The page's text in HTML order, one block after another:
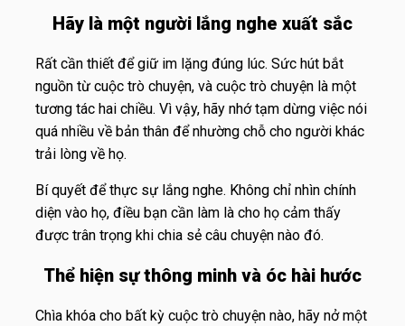
Hãy là một người lắng nghe xuất sắc
Rất cần thiết để giữ im lặng đúng lúc. Sức hút bắt
nguồn từ cuộc trò chuyện, và cuộc trò chuyện là một
tương tác hai chiều. Vì vậy, hãy nhớ tạm dừng việc nói
quá nhiều về bản thân để nhường chỗ cho người khác
trải lòng về họ.
Bí quyết để thực sự lắng nghe. Không chỉ nhìn chính
diện vào họ, điều bạn cần làm là cho họ cảm thấy
được trân trọng khi chia sẻ câu chuyện nào đó.
Thể hiện sự thông minh và óc hài hước
Chìa khóa cho bất kỳ cuộc trò chuyện nào, hãy nở một